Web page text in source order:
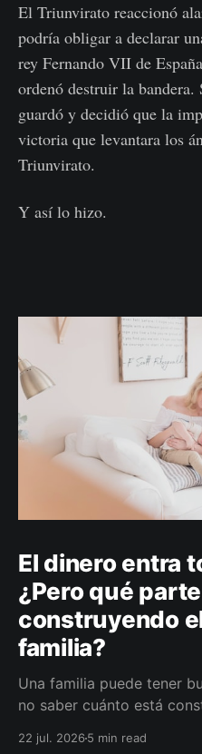
El Triunvirato reaccionó
podría obligar a declarar
rey Fernando VII de
ordenó destruir la
guardó y decidió que la
victoria que levantara los
Triunvirato.
Y así lo hizo.
El dinero entra
¿Pero qué
construyendo
familia?
Una familia puede tener
no saber cuánto está
darle a cada parte del
22 jul. 20265 min read